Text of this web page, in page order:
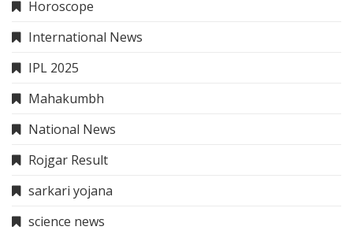
Horoscope
International News
IPL 2025
Mahakumbh
National News
Rojgar Result
sarkari yojana
science news